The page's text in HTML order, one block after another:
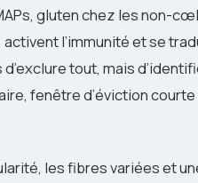
gluten chez les non-
l’immunité et se
d’exclure tout, mais
fenêtre d’éviction
les fibres variées et